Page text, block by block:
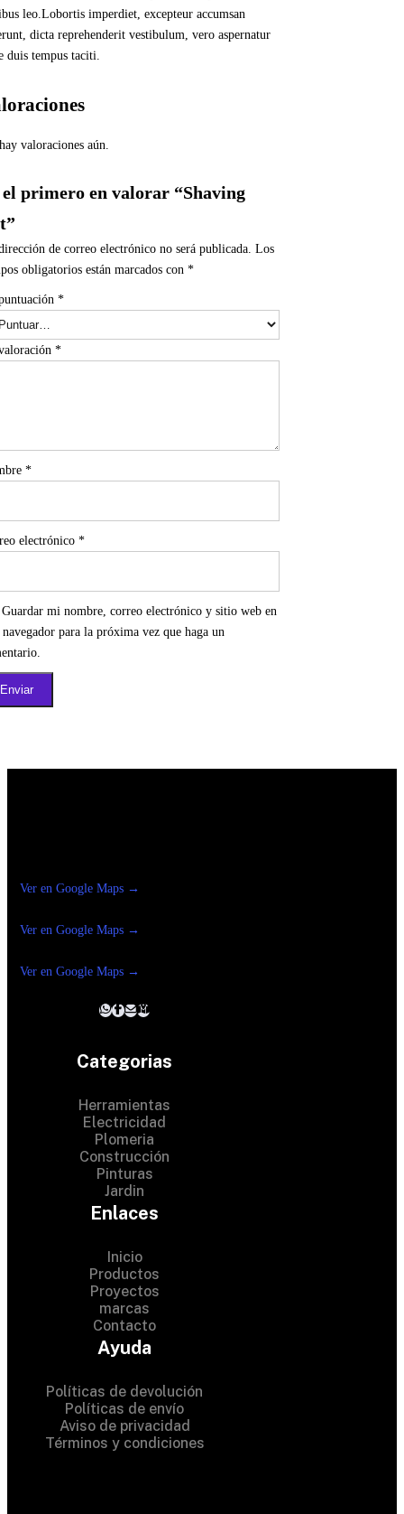
leo.Lobortis imperdiet, excepteur accumsan
dicta reprehenderit vestibulum, vero aspernatur
duis tempus taciti.
valoraciones aún.
el primero en valorar “Shaving
de correo electrónico no será publicada. Los
obligatorios están marcados con *
*
*
*
electrónico *
Guardar mi nombre, correo electrónico y sitio web en
navegador para la próxima vez que haga un
Ver en Google Maps →
Ver en Google Maps →
Ver en Google Maps →
Categorias
Herramientas
Electricidad
Plomeria
Construcción
Pinturas
Jardin
Enlaces
Inicio
Productos
Proyectos
marcas
Contacto
Ayuda
Políticas de devolución
Políticas de envío
Aviso de privacidad
Términos y condiciones